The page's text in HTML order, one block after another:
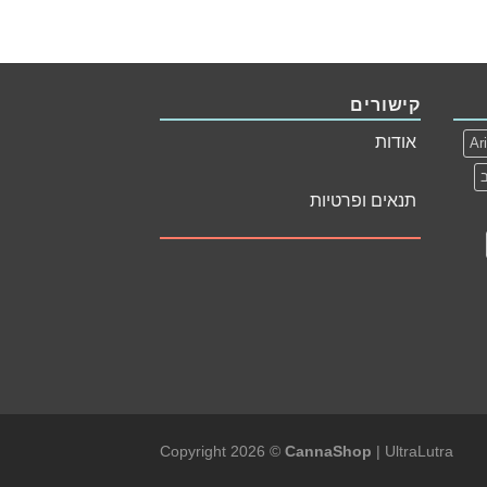
קישורים
אודות
תנאים ופרטיות
Copyright 2026 © CannaShop | UltraLutra